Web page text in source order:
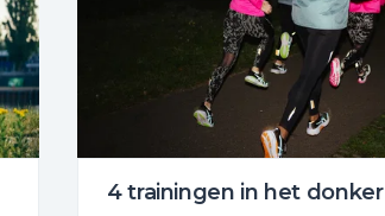
4 trainingen in het donker